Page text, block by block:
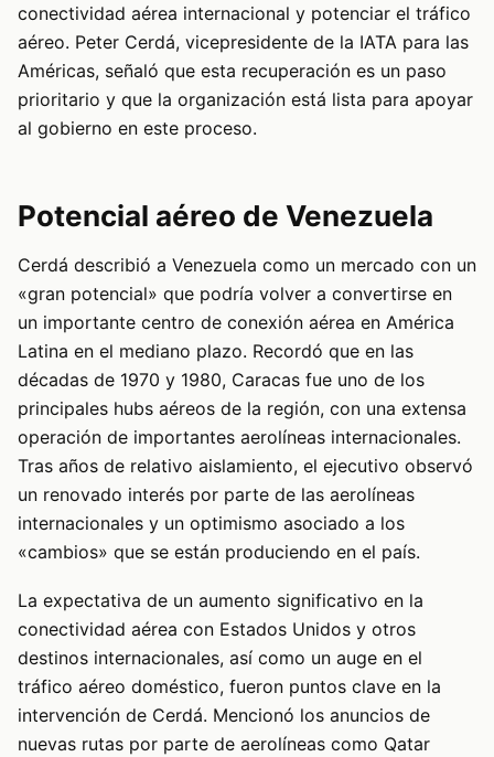
conectividad aérea internacional y potenciar el tráfico
aéreo. Peter Cerdá, vicepresidente de la IATA para las
Américas, señaló que esta recuperación es un paso
prioritario y que la organización está lista para apoyar
al gobierno en este proceso.
Potencial aéreo de Venezuela
Cerdá describió a Venezuela como un mercado con un
«gran potencial» que podría volver a convertirse en
un importante centro de conexión aérea en América
Latina en el mediano plazo. Recordó que en las
décadas de 1970 y 1980, Caracas fue uno de los
principales hubs aéreos de la región, con una extensa
operación de importantes aerolíneas internacionales.
Tras años de relativo aislamiento, el ejecutivo observó
un renovado interés por parte de las aerolíneas
internacionales y un optimismo asociado a los
«cambios» que se están produciendo en el país.
La expectativa de un aumento significativo en la
conectividad aérea con Estados Unidos y otros
destinos internacionales, así como un auge en el
tráfico aéreo doméstico, fueron puntos clave en la
intervención de Cerdá. Mencionó los anuncios de
nuevas rutas por parte de aerolíneas como Qatar